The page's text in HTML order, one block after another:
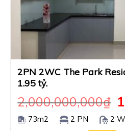
2PN 2WC The Park
1.95 tỷ.
2,000,000,000₫
73m2 2 PN
2